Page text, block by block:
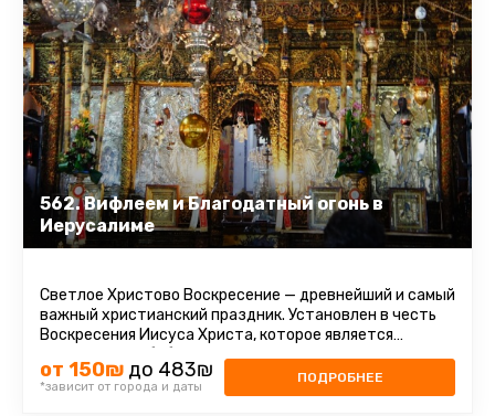
562. Вифлеем и Благодатный огонь в
Иерусалиме
Светлое Христово Воскресение — древнейший и самый
важный христианский праздник. Установлен в честь
Воскресения Иисуса Христа, которое является
центром всей библейской ...
от 150₪ до 483₪
*зависит от города и даты
ПОДРОБНЕЕ